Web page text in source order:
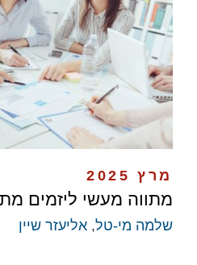
מרץ 2025
מתווה מעשי ליזמים
שלמה מי-טל, אליעזר שיין